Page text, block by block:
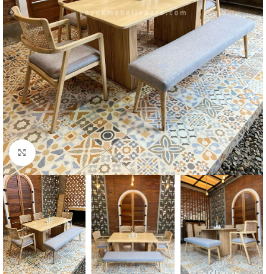
Click to enlarge